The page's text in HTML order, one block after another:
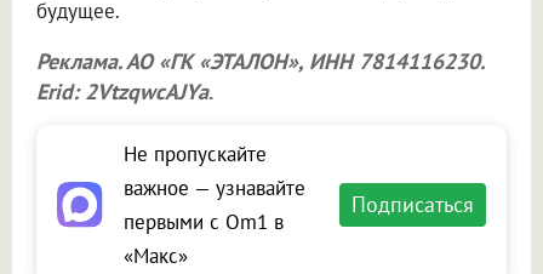
будущее.
Реклама. АО «ГК «ЭТАЛОН», ИНН 7814116230.
Erid: 2VtzqwcAJYa.
Не пропускайте
важное — узнавайте
первыми с Om1 в
«Макс»
Подписаться